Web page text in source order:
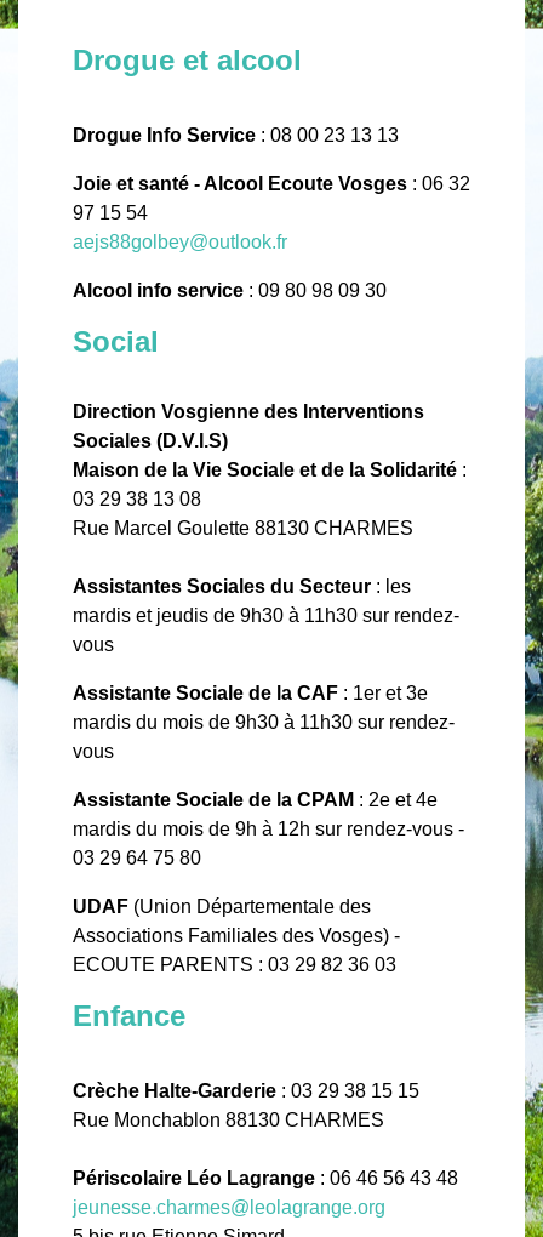
Drogue et alcool
Drogue Info Service : 08 00 23 13 13
Joie et santé - Alcool Ecoute Vosges : 06 32
97 15 54
aejs88golbey@outlook.fr
Alcool info service : 09 80 98 09 30
Social
Direction Vosgienne des Interventions
Sociales (D.V.I.S)
Maison de la Vie Sociale et de la Solidarité :
03 29 38 13 08
Rue Marcel Goulette 88130 CHARMES
Assistantes Sociales du Secteur : les
mardis et jeudis de 9h30 à 11h30 sur rendez-
vous
Assistante Sociale de la CAF : 1er et 3e
mardis du mois de 9h30 à 11h30 sur rendez-
vous
Assistante Sociale de la CPAM : 2e et 4e
mardis du mois de 9h à 12h sur rendez-vous -
03 29 64 75 80
UDAF (Union Départementale des
Associations Familiales des Vosges) -
ECOUTE PARENTS : 03 29 82 36 03
Enfance
Crèche Halte-Garderie : 03 29 38 15 15
Rue Monchablon 88130 CHARMES
Périscolaire Léo Lagrange : 06 46 56 43 48
jeunesse.charmes@leolagrange.org